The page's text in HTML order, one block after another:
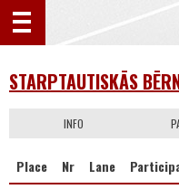
STARPTAUTISKĀS
INFO
Place Nr Lane